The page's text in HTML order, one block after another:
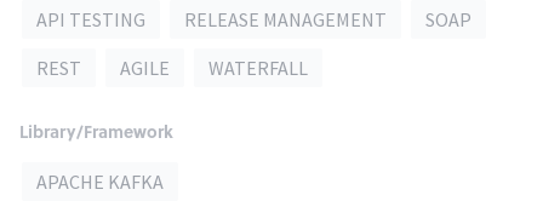
API TESTING
RELEASE MANAGEMENT
SOAP
REST
AGILE WATERFALL
Library/Framework
APACHE KAFKA